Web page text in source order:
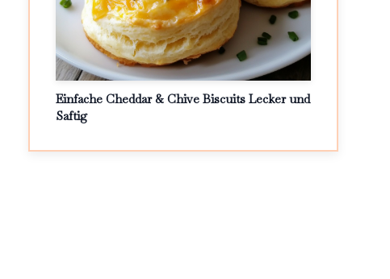
Einfache Cheddar & Chive Biscuits Lecker und
Saftig